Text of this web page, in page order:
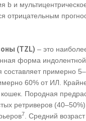
b и
отрицательным
(TZL) – это
форма
составляет примерно
60% от ИЛ.
кошек. Породная
ретриверов
7. Средний